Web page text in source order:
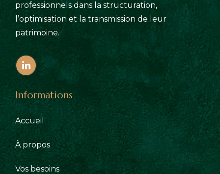
professionnels dans la structuration,
l’optimisation et la transmission de leur
patrimoine.
Informations
Accueil
À propos
Vos besoins